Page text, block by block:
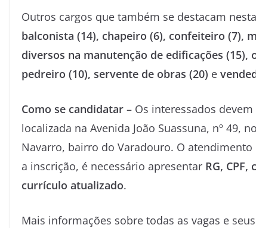
Outros cargos que também se destacam
balconista (14), chapeiro (6), confeiteiro (7),
diversos na manutenção de edificações
pedreiro (10), servente de obras (20) e
Como se candidatar – Os interessados
localizada na Avenida João Suassuna, nº 49,
Navarro, bairro do Varadouro. O
a inscrição, é necessário apresentar RG,
currículo atualizado.
Mais informações sobre todas as vagas e